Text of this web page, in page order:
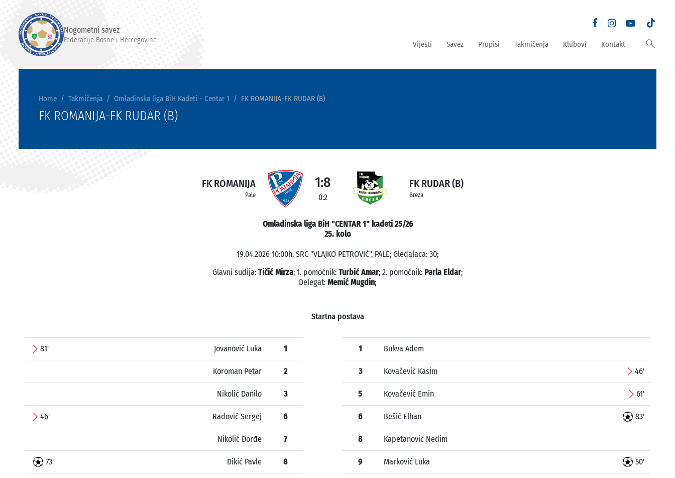
Nogometni savez
Federacije Bosne i Hercegovine Vijesti Savez Propisi Takmičenja Klubovi Kontakt search
Home Takmičenja Omladinska liga BiH Kadeti - Centar 1 FK ROMANIJA-FK RUDAR (B)
FK ROMANIJA-FK RUDAR (B)
FK ROMANIJA
Pale
1:8
0:2
FK RUDAR (B)
Breza
Omladinska liga BiH "CENTAR 1" kadeti 25/26
25. kolo
19.04.2026 10:00h, SRC "VLAJKO PETROVIĆ", PALE; Gledalaca: 30;
Glavni sudija: Tičić Mirza; 1. pomoćnik: Turbić Amar; 2. pomoćnik: Parla Eldar;
Delegat: Memić Mugdin;
Startna postava
81' Jovanović Luka 1
Koroman Petar 2
Nikolić Danilo 3
46' Radović Sergej 6
Nikolić Đorđe 7
73' Dikić Pavle 8
1 Bukva Adem
3 Kovačević Kasim 46'
5 Kovačević Emin 61'
6 Bešić Elhan 83'
8 Kapetanović Nedim
9 Marković Luka 50'